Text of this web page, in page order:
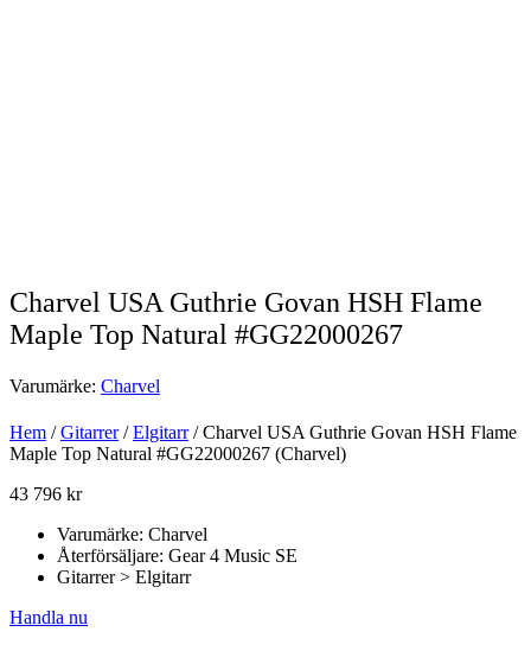
Charvel USA Guthrie Govan HSH Flame
Maple Top Natural #GG22000267
Varumärke: Charvel
Hem /Gitarrer/Elgitarr/ Charvel USA Guthrie Govan HSH Flame
Maple Top Natural #GG22000267 (Charvel)
43 796 kr
Varumärke: Charvel
Återförsäljare: Gear 4 Music SE
Gitarrer > Elgitarr
Handla nu